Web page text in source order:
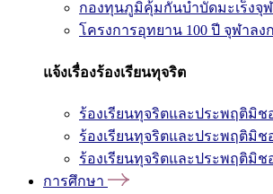
กองทุนภูมิคุ้มกันบำบัดมะเร็งจุ
โครงการอุทยาน 100 ปี จุฬาล
แจ้งเรื่องร้องเรียนทุจริต
ร้องเรียนทุจริตและประพฤติมิช
ร้องเรียนทุจริตและประพฤติมิช
ร้องเรียนทุจริตและประพฤติมิช
การศึกษา